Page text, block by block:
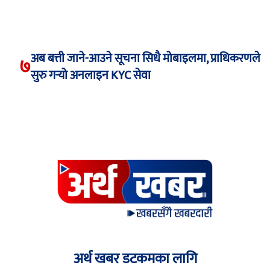
७अब बत्ती जाने-आउने सूचना सिधै मोबाइलमा, प्राधिकरणले
सुरु गर्‍यो अनलाइन KYC सेवा
अर्थ खबर डटकमका लागि